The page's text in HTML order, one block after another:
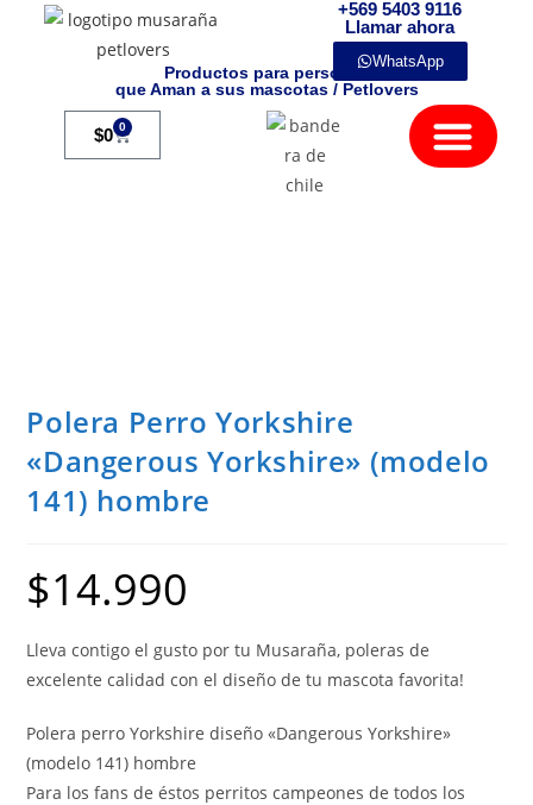
+569 5403 9116
Llamar ahora
WhatsApp
Productos para personas
que Aman a sus mascotas / Petlovers
$0 0
Polera Perro Yorkshire
«Dangerous Yorkshire» (modelo
141) hombre
$14.990
Lleva contigo el gusto por tu Musaraña, poleras de
excelente calidad con el diseño de tu mascota favorita!
Polera perro Yorkshire diseño «Dangerous Yorkshire»
(modelo 141) hombre
Para los fans de éstos perritos campeones de todos los